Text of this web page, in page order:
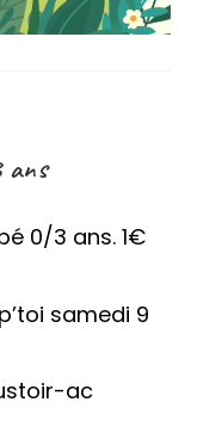
ans
0/3 ans. 1€
samedi 9
ac